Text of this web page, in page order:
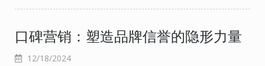
口碑营销：塑造品牌信誉的隐形力量
12/18/2024